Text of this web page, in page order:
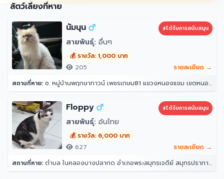
สัตว์เลี้ยงที่หาย
นัมนุน
ได้รับการสนับสนุน
สายพันธุ์: อื่นๆ
💰 รางวัล: 1,000 บาท
205
รายละเอียด →
สถานที่หาย: ซ. หมู่บ้านพฤกษาทาวน์ เพชรเกษม81 แขวงหนองแขม เขตหนองแขม กรุงเทพมหานคร 10160
Floppy ได้รับการสนับสนุน
สายพันธุ์: อ้นไทย
💰 รางวัล: 6,000 บาท
627
รายละเอียด →
สถานที่หาย: ตำบล ในคลองบางปลากด อำเภอพระสมุทรเจดีย์ สมุทรปราการ 10290